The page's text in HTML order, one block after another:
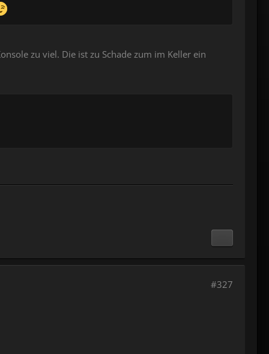
zu viel. Die ist zu Schade zum im Keller ein
#327